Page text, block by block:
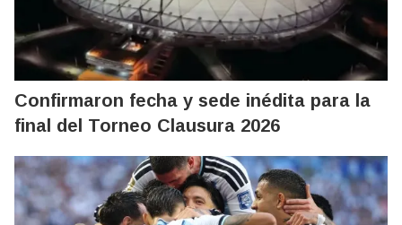
Confirmaron fecha y sede inédita para la
final del Torneo Clausura 2026